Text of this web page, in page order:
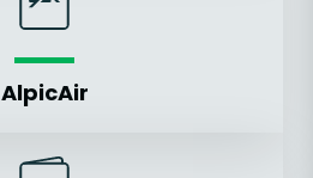
AlpicAir